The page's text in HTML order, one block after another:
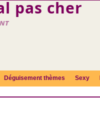
pas cher
Déguisement thèmes Sexy